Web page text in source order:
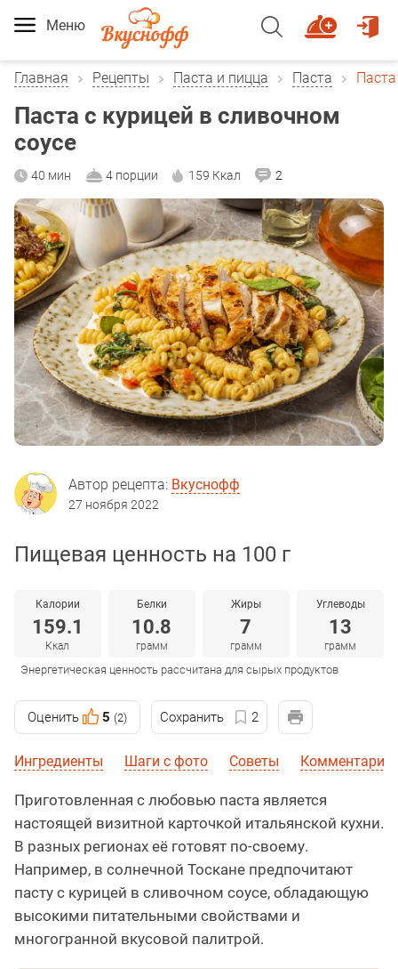
Меню
Главная Рецепты Паста и пицца Паста
Паста с курицей в сливочном
соусе
40 мин 4 порции 159 Ккал 2
Автор рецепта: Вкуснофф
27 ноября 2022
Пищевая ценность на 100 г
Калории
159.1
Ккал
Белки
10.8
грамм
Жиры
7
грамм
Углеводы
13
грамм
Энергетическая ценность рассчитана для сырых продуктов
Оценить 5 (2) Сохранить 2
Ингредиенты Шаги с фото Советы Комментарии
Приготовленная с любовью паста является
настоящей визитной карточкой итальянской кухни.
В разных регионах её готовят по-своему.
Например, в солнечной Тоскане предпочитают
пасту с курицей в сливочном соусе, обладающую
высокими питательными свойствами и
многогранной вкусовой палитрой.